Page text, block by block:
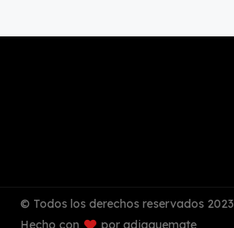
© Todos los derechos reservados 2023
Hecho con
por adjaquemate